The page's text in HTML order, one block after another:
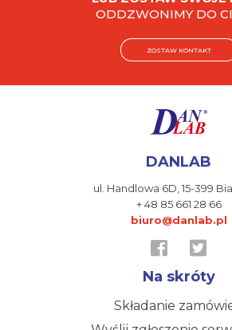
ODDZWONIMY DO
ZOSTAW KONTAKT
DANLAB
ul. Handlowa 6D, 15-399
+ 48 85 661 28 66
biuro@danlab.pl
Na skróty
Składanie